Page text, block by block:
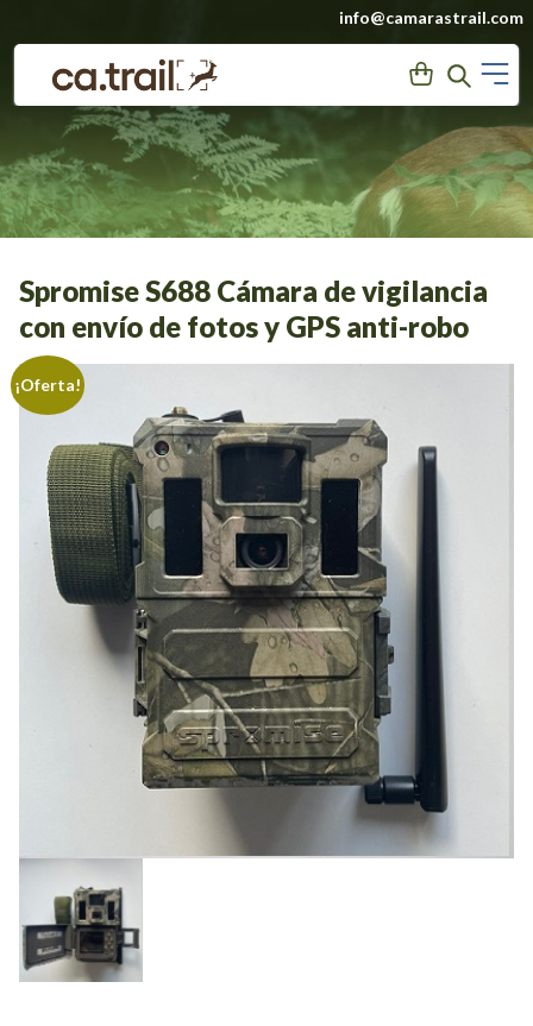
contenido
info@camarastrail.com
User Search
Spromise S688 Cámara de vigilancia
con envío de fotos y GPS anti-robo
¡Oferta!